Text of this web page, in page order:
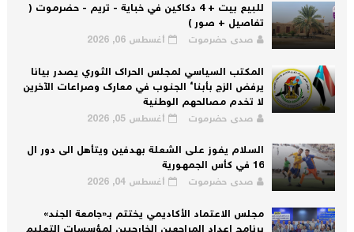
للبيع بيت + 4 دكاكين في خباية - تريم - حضرموت (
تفاصيل + صور )
صدى حضرموت أغسطس 06, 2026
المكتب السياسي لمجلس الحراك الثوري يصدر بيانا
يرفض الزج بأبناء الجنوب في معارك وصراعات الآخرين
لا تخدم مصالحهم الوطنية
صدى حضرموت أغسطس 05, 2026
السلام يفوز على الشعلة بهدفين ويتأهل الى دور ال
16 في كأس الجمهورية
صدى حضرموت أغسطس 04, 2026
مجلس الاعتماد الأكاديمي يختتم بـ«جامعة الجند»